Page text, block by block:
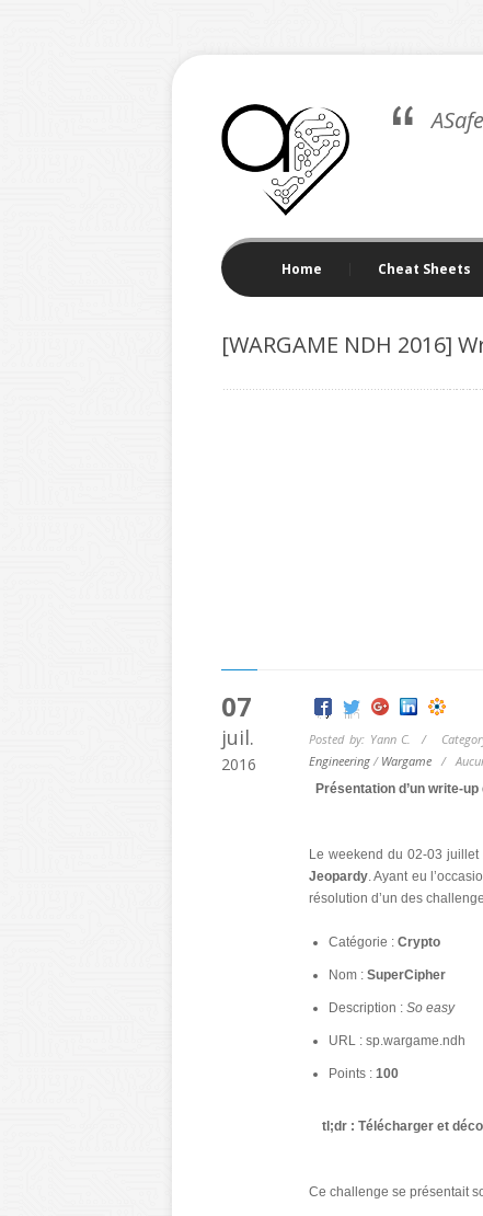
Home Cheat Sheets
[WARGAME NDH 2016]
07
juil.
2016
Posted by: Yann C. /
Engineering / Wargame /
Présentation d’un write-
Le weekend du 02-03
Jeopardy. Ayant eu
résolution d’un des
Catégorie : Crypto
Nom : SuperCipher
Description : So easy
URL : sp.wargame.ndh
Points : 100
tl;dr : Télécharger et
Ce challenge se présentait